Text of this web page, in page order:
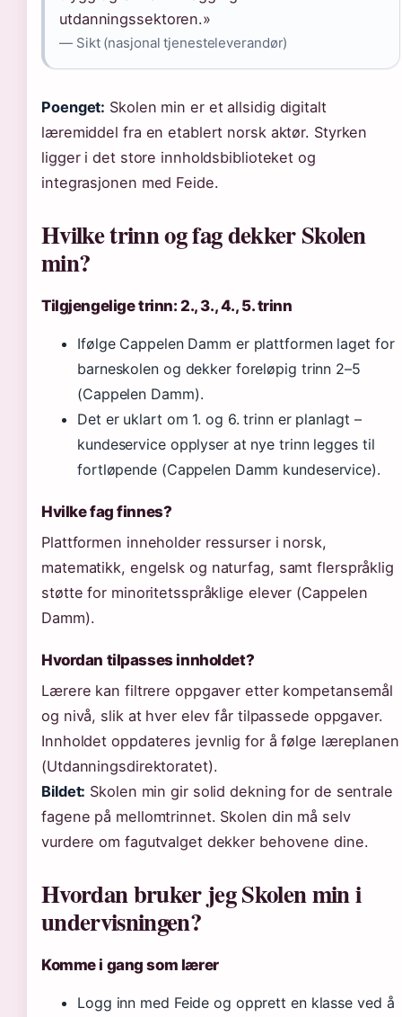
utdanningssektoren.»
— Sikt (nasjonal tjenesteleverandør)
Poenget: Skolen min er et allsidig digitalt
læremiddel fra en etablert norsk aktør. Styrken
ligger i det store innholdsbiblioteket og
integrasjonen med Feide.
Hvilke trinn og fag dekker Skolen
min?
Tilgjengelige trinn: 2., 3., 4., 5. trinn
Ifølge Cappelen Damm er plattformen laget for
barneskolen og dekker foreløpig trinn 2–5
(Cappelen Damm).
Det er uklart om 1. og 6. trinn er planlagt –
kundeservice opplyser at nye trinn legges til
fortløpende (Cappelen Damm kundeservice).
Hvilke fag finnes?
Plattformen inneholder ressurser i norsk,
matematikk, engelsk og naturfag, samt flerspråklig
støtte for minoritetsspråklige elever (Cappelen
Damm).
Hvordan tilpasses innholdet?
Lærere kan filtrere oppgaver etter kompetansemål
og nivå, slik at hver elev får tilpassede oppgaver.
Innholdet oppdateres jevnlig for å følge læreplanen
(Utdanningsdirektoratet).
Bildet: Skolen min gir solid dekning for de sentrale
fagene på mellomtrinnet. Skolen din må selv
vurdere om fagutvalget dekker behovene dine.
Hvordan bruker jeg Skolen min i
undervisningen?
Komme i gang som lærer
Logg inn med Feide og opprett en klasse ved å